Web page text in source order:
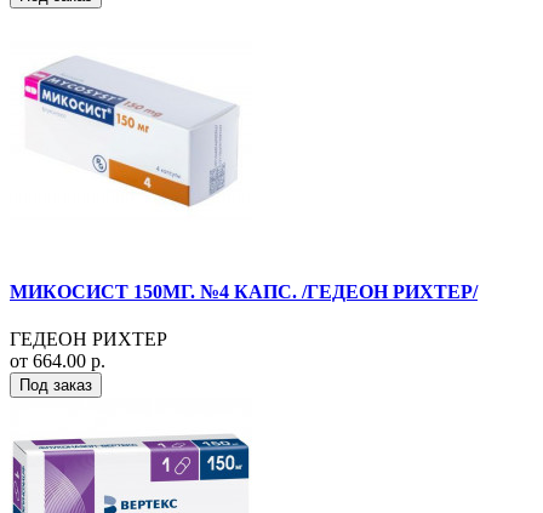
МИКОСИСТ 150МГ. №4 КАПС. /ГЕДЕОН РИХТЕР/
ГЕДЕОН РИХТЕР
от 664.00 р.
Под заказ